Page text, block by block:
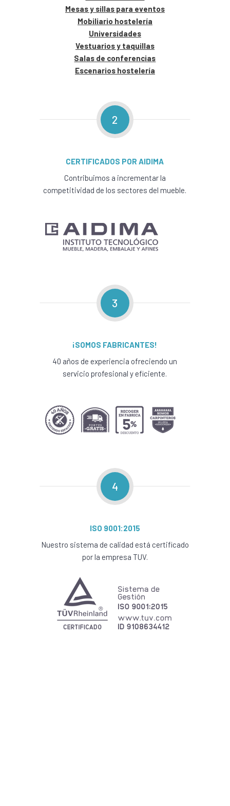
Mesas y sillas para eventos
Mobiliario hostelería
Universidades
Vestuarios y taquillas
Salas de conferencias
Escenarios hostelería
2
CERTIFICADOS POR AIDIMA
Contribuimos a incrementar la
competitividad de los sectores del mueble.
3
¡SOMOS FABRICANTES!
40 años de experiencia ofreciendo un
servicio profesional y eficiente.
4
ISO 9001:2015
Nuestro sistema de calidad está certificado
por la empresa TUV.